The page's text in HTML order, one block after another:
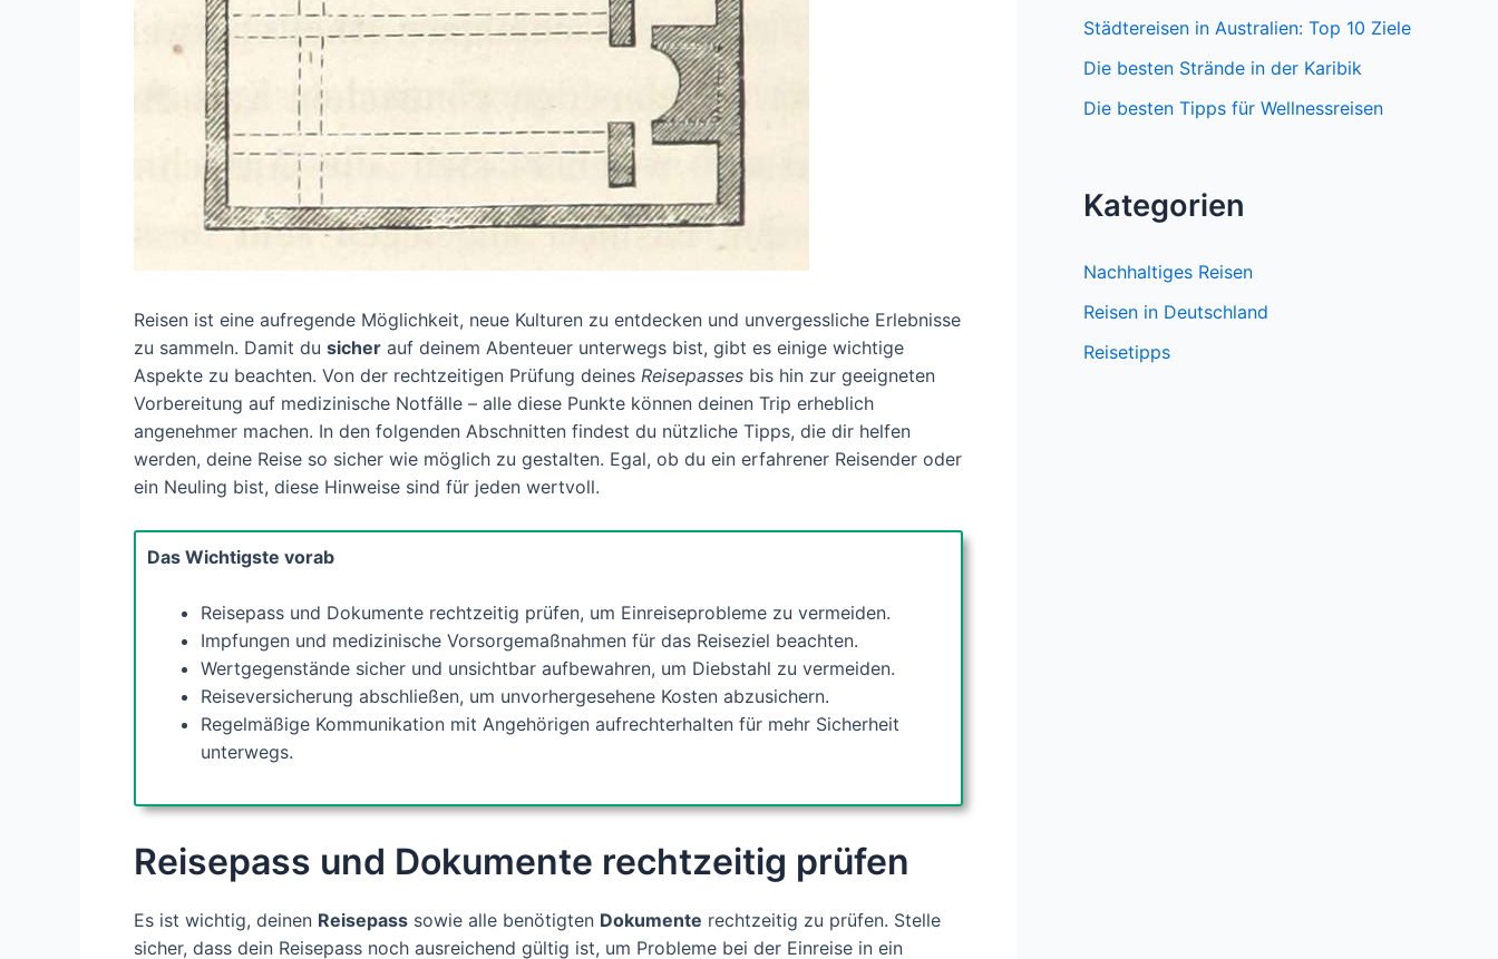
Reisen ist eine aufregende Möglichkeit, neue Kulturen zu entdecken und unvergessliche Erlebnisse
zu sammeln. Damit du sicher auf deinem Abenteuer unterwegs bist, gibt es einige wichtige
Aspekte zu beachten. Von der rechtzeitigen Prüfung deines Reisepasses bis hin zur geeigneten
Vorbereitung auf medizinische Notfälle – alle diese Punkte können deinen Trip erheblich
angenehmer machen. In den folgenden Abschnitten findest du nützliche Tipps, die dir helfen
werden, deine Reise so sicher wie möglich zu gestalten. Egal, ob du ein erfahrener Reisender oder
ein Neuling bist, diese Hinweise sind für jeden wertvoll.
Das Wichtigste vorab
Reisepass und Dokumente rechtzeitig prüfen, um Einreiseprobleme zu vermeiden.
Impfungen und medizinische Vorsorgemaßnahmen für das Reiseziel beachten.
Wertgegenstände sicher und unsichtbar aufbewahren, um Diebstahl zu vermeiden.
Reiseversicherung abschließen, um unvorhergesehene Kosten abzusichern.
Regelmäßige Kommunikation mit Angehörigen aufrechterhalten für mehr Sicherheit
unterwegs.
Reisepass und Dokumente rechtzeitig prüfen
Es ist wichtig, deinen Reisepass sowie alle benötigten Dokumente rechtzeitig zu prüfen. Stelle
sicher, dass dein Reisepass noch ausreichend gültig ist, um Probleme bei der Einreise in ein
Städtereisen in Australien: Top 10 Ziele
Die besten Strände in der Karibik
Die besten Tipps für Wellnessreisen
Kategorien
Nachhaltiges Reisen
Reisen in Deutschland
Reisetipps